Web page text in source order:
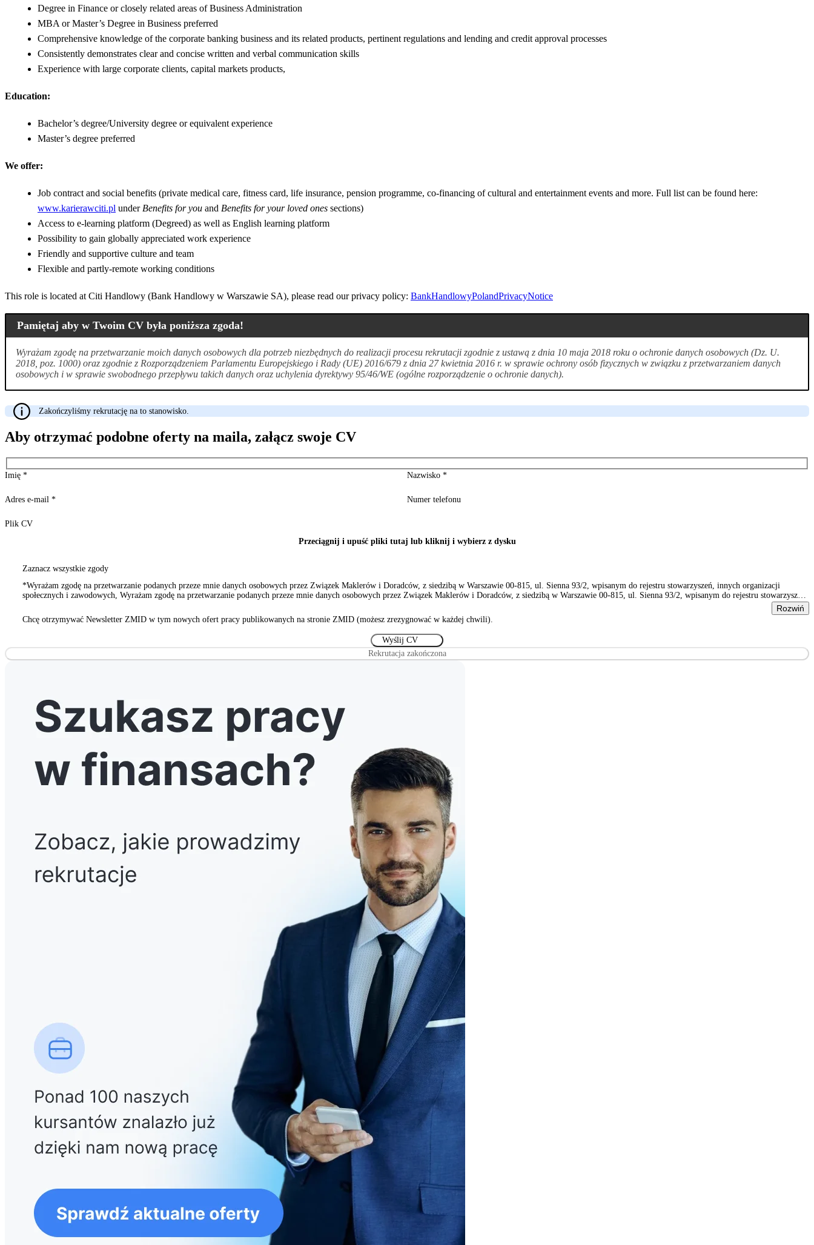
Degree in Finance or closely related areas of Business Administration
MBA or Master’s Degree in Business preferred
Comprehensive knowledge of the corporate banking business and its related products, pertinent regulations and lending and credit approval processes
Consistently demonstrates clear and concise written and verbal communication skills
Experience with large corporate clients, capital markets products,
Education:
Bachelor’s degree/University degree or equivalent experience
Master’s degree preferred
We offer:
Job contract and social benefits (private medical care, fitness card, life insurance, pension programme, co-financing of cultural and entertainment events and more. Full list can be found here:
www.karierawciti.pl under Benefits for you and Benefits for your loved ones sections)
Access to e-learning platform (Degreed) as well as English learning platform
Possibility to gain globally appreciated work experience
Friendly and supportive culture and team
Flexible and partly-remote working conditions
This role is located at Citi Handlowy (Bank Handlowy w Warszawie SA), please read our privacy policy: BankHandlowyPolandPrivacyNotice
Pamiętaj aby w Twoim CV była poniższa zgoda!
Wyrażam zgodę na przetwarzanie moich danych osobowych dla potrzeb niezbędnych do realizacji procesu rekrutacji zgodnie z ustawą z dnia 10 maja 2018 roku o ochronie danych osobowych (Dz. U.
2018, poz. 1000) oraz zgodnie z Rozporządzeniem Parlamentu Europejskiego i Rady (UE) 2016/679 z dnia 27 kwietnia 2016 r. w sprawie ochrony osób fizycznych w związku z przetwarzaniem danych
osobowych i w sprawie swobodnego przepływu takich danych oraz uchylenia dyrektywy 95/46/WE (ogólne rozporządzenie o ochronie danych).
Zakończyliśmy rekrutację na to stanowisko.
Aby otrzymać podobne oferty na maila, załącz swoje CV
Imię * Nazwisko *
Adres e-mail * Numer telefonu
Plik CV
Przeciągnij i upuść pliki tutaj lub kliknij i wybierz z dysku
Zaznacz wszystkie zgody
*Wyrażam zgodę na przetwarzanie podanych przeze mnie danych osobowych przez Związek Maklerów i Doradców, z siedzibą w Warszawie 00-815, ul. Sienna 93/2, wpisanym do rejestru stowarzyszeń, innych organizacji
społecznych i zawodowych, Wyrażam zgodę na przetwarzanie podanych przeze mnie danych osobowych przez Związek Maklerów i Doradców, z siedzibą w Warszawie 00-815, ul. Sienna 93/2, wpisanym do rejestru stowarzyszeń,
Rozwiń
Chcę otrzymywać Newsletter ZMID w tym nowych ofert pracy publikowanych na stronie ZMID (możesz zrezygnować w każdej chwili).
Rekrutacja zakończona